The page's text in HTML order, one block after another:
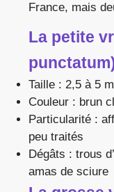
France, mais
La petite
Taille : 2,5 à 5
Couleur : brun
Particularité :
peu traités
Dégâts : trous
amas de sciure